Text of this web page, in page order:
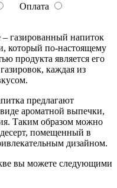
Оплата
газированный напиток
который по-настоящему
продукта является его
каждая из
предлагают
ароматной выпечки,
Таким образом можно
десерт, помещенный в
дизайном.
вы можете следующими